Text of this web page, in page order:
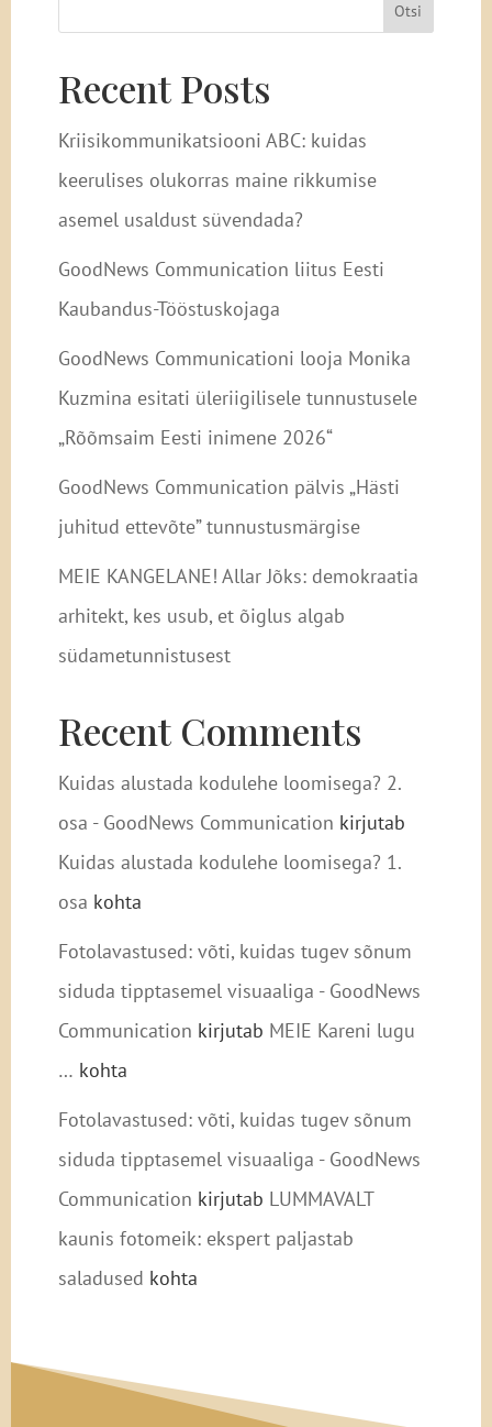
Otsi
Recent Posts
Kriisikommunikatsiooni ABC: kuidas
keerulises olukorras maine rikkumise
asemel usaldust süvendada?
GoodNews Communication liitus Eesti
Kaubandus-Tööstuskojaga
GoodNews Communicationi looja Monika
Kuzmina esitati üleriigilisele tunnustusele
„Rõõmsaim Eesti inimene 2026“
GoodNews Communication pälvis „Hästi
juhitud ettevõte” tunnustusmärgise
MEIE KANGELANE! Allar Jõks: demokraatia
arhitekt, kes usub, et õiglus algab
südametunnistusest
Recent Comments
Kuidas alustada kodulehe loomisega? 2.
osa - GoodNews Communication kirjutab
Kuidas alustada kodulehe loomisega? 1.
osa kohta
Fotolavastused: võti, kuidas tugev sõnum
siduda tipptasemel visuaaliga - GoodNews
Communication kirjutab MEIE Kareni lugu
… kohta
Fotolavastused: võti, kuidas tugev sõnum
siduda tipptasemel visuaaliga - GoodNews
Communication kirjutab LUMMAVALT
kaunis fotomeik: ekspert paljastab
saladused kohta